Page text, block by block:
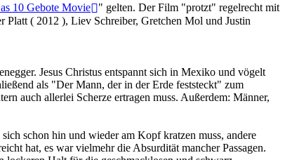
10 Gebote Movie
" gelten. Der Film "protzt" regelrecht mit
Platt ( 2012 ), Liev Schreiber, Gretchen Mol und Justin
Jesus Christus entspannt sich in Mexiko und vögelt
als "Der Mann, der in der Erde feststeckt" zum
auch allerlei Scherze ertragen muss. Außerdem: Männer,
schon hin und wieder am Kopf kratzen muss, andere
hat, es war vielmehr die Absurdität mancher Passagen.